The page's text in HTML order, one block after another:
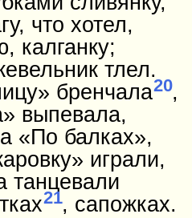
что хотел,
калганку;
тлел.
бренчала20,
выпевала,
«По балках»,
играли,
танцевали
21, сапожках.